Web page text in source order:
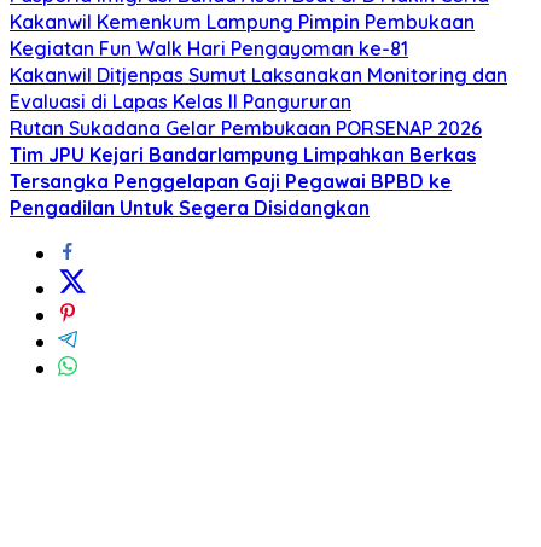
Kakanwil Kemenkum Lampung Pimpin Pembukaan
Kegiatan Fun Walk Hari Pengayoman ke-81
Kakanwil Ditjenpas Sumut Laksanakan Monitoring dan
Evaluasi di Lapas Kelas ll Pangururan
Rutan Sukadana Gelar Pembukaan PORSENAP 2026
Tim JPU Kejari Bandarlampung Limpahkan Berkas
Tersangka Penggelapan Gaji Pegawai BPBD ke
Pengadilan Untuk Segera Disidangkan